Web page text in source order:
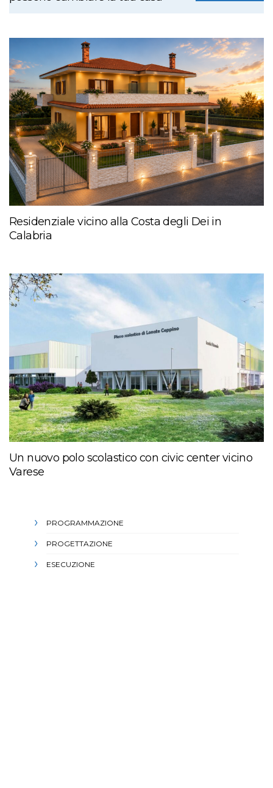
Residenziale vicino alla Costa degli Dei in
Calabria
Un nuovo polo scolastico con civic center vicino
Varese
PROGRAMMAZIONE
PROGETTAZIONE
ESECUZIONE